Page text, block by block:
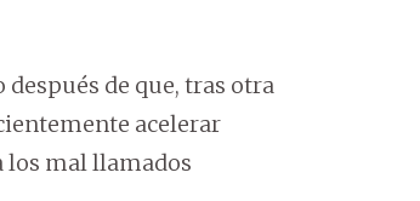
de que, tras otra
acelerar
los mal llamados